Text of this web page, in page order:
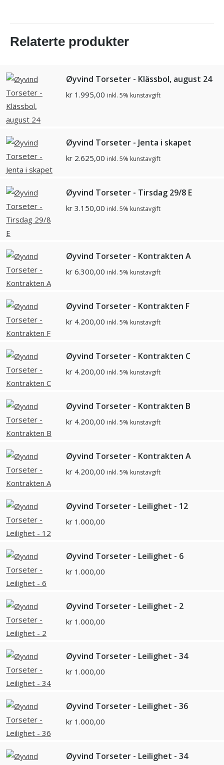
Relaterte produkter
Øyvind Torseter - Klässbol, august 24
kr 1.995,00 inkl. 5% kunstavgift
Øyvind Torseter - Jenta i skapet
kr 2.625,00 inkl. 5% kunstavgift
Øyvind Torseter - Tirsdag 29/8 E
kr 3.150,00 inkl. 5% kunstavgift
Øyvind Torseter - Kontrakten A
kr 6.300,00 inkl. 5% kunstavgift
Øyvind Torseter - Kontrakten F
kr 4.200,00 inkl. 5% kunstavgift
Øyvind Torseter - Kontrakten C
kr 4.200,00 inkl. 5% kunstavgift
Øyvind Torseter - Kontrakten B
kr 4.200,00 inkl. 5% kunstavgift
Øyvind Torseter - Kontrakten A
kr 4.200,00 inkl. 5% kunstavgift
Øyvind Torseter - Leilighet - 12
kr 1.000,00
Øyvind Torseter - Leilighet - 6
kr 1.000,00
Øyvind Torseter - Leilighet - 2
kr 1.000,00
Øyvind Torseter - Leilighet - 34
kr 1.000,00
Øyvind Torseter - Leilighet - 36
kr 1.000,00
Øyvind Torseter - Leilighet - 34